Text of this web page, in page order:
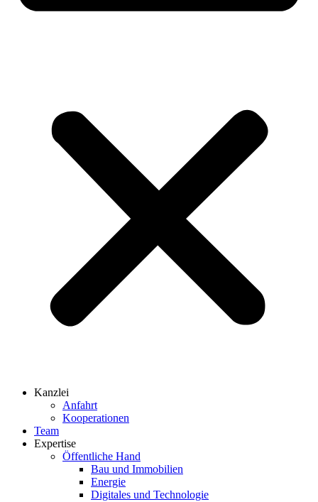
Kanzlei
Anfahrt
Kooperationen
Team
Expertise
Öffentliche Hand
Bau und Immobilien
Energie
Digitales und Technologie